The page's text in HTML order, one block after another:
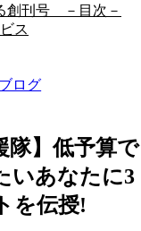
創刊号 －目次－
ス
ログ
隊】低予算で
いあなたに3
を伝授!